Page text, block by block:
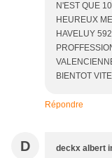
N'EST QUE
HEUREUX
HAVELUY
BIENTOT
Répondre
D deckx albert